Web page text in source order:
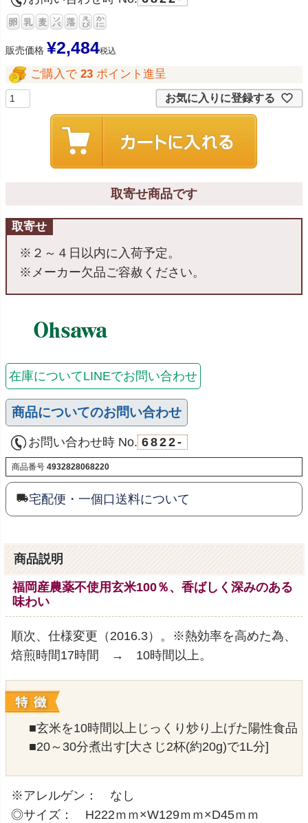
販売価格 ¥2,484税込
ご購入で 23 ポイント進呈
お気に入りに登録する
取寄せ商品です
取寄せ
※２～４日以内に入荷予定。
※メーカー欠品ご容赦ください。
在庫についてLINEでお問い合わせ
商品についてのお問い合わせ
お問い合わせ時 No. 6822-
商品番号 4932828068220
宅配便・一個口送料について
商品説明
福岡産農薬不使用玄米100％、香ばしく深みのある
味わい
順次、仕様変更（2016.3）。※熱効率を高めた為、
焙煎時間17時間 → 10時間以上。
■玄米を10時間以上じっくり炒り上げた陽性食品
■20～30分煮出す[大さじ2杯(約20g)で1L分]
※アレルゲン： なし
◎サイズ： H222ｍｍ×W129ｍｍ×D45ｍｍ